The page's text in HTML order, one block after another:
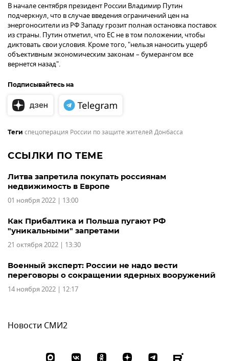
В начале сентября президент России Владимир Путин
подчеркнул, что в случае введения ограничений цен на
энергоносители из РФ Западу грозит полная остановка поставок
из страны. Путин отметил, что ЕС не в том положении, чтобы
диктовать свои условия. Кроме того, "нельзя наносить ущерб
объективным экономическим законам – бумерангом все
вернется назад".
Подписывайтесь на
Теги спецоперация России по защите жителей Донбасса
ССЫЛКИ ПО ТЕМЕ
Литва запретила покупать россиянам
недвижимость в Европе
01 ноября 2022 | 13:00
Как Прибалтика и Польша пугают РФ
"уникальными" запретами
21 октября 2022 | 13:30
Военный эксперт: России не надо вести
переговоры о сокращении ядерных вооружений
14 ноября 2022 | 12:17
Новости СМИ2